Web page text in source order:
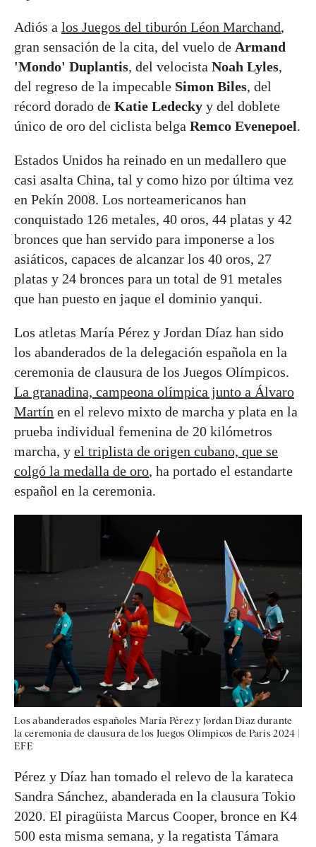
Adiós a los Juegos del tiburón Léon Marchand,
gran sensación de la cita, del vuelo de Armand
'Mondo' Duplantis, del velocista Noah Lyles,
del regreso de la impecable Simon Biles, del
récord dorado de Katie Ledecky y del doblete
único de oro del ciclista belga Remco Evenepoel.
Estados Unidos ha reinado en un medallero que
casi asalta China, tal y como hizo por última vez
en Pekín 2008. Los norteamericanos han
conquistado 126 metales, 40 oros, 44 platas y 42
bronces que han servido para imponerse a los
asiáticos, capaces de alcanzar los 40 oros, 27
platas y 24 bronces para un total de 91 metales
que han puesto en jaque el dominio yanqui.
Los atletas María Pérez y Jordan Díaz han sido
los abanderados de la delegación española en la
ceremonia de clausura de los Juegos Olímpicos.
La granadina, campeona olímpica junto a Álvaro
Martín en el relevo mixto de marcha y plata en la
prueba individual femenina de 20 kilómetros
marcha, y el triplista de origen cubano, que se
colgó la medalla de oro, ha portado el estandarte
español en la ceremonia.
Los abanderados españoles María Pérez y Jordan Díaz durante
la ceremonia de clausura de los Juegos Olímpicos de París 2024
EFE
Pérez y Díaz han tomado el relevo de la karateca
Sandra Sánchez, abanderada en la clausura Tokio
2020. El piragüista Marcus Cooper, bronce en K4
500 esta misma semana, y la regatista Támara